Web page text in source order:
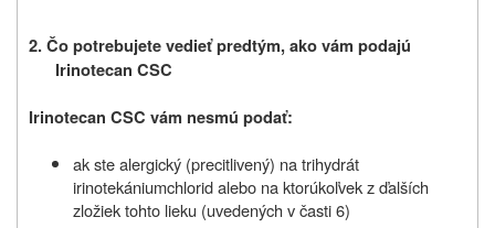
2. Čo potrebujete vedieť predtým, ako vám podajú
Irinotecan CSC
Irinotecan CSC vám nesmú podať:
ak ste alergický (precitlivený) na trihydrát
irinotekániumchlorid alebo na ktorúkoľvek z ďalších
zložiek tohto lieku (uvedených v časti 6)